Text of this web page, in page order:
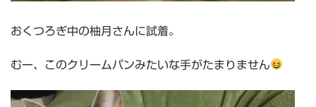
おくつろぎ中の柚月さんに試着。
むー、このクリームパンみたいな手がたまりません